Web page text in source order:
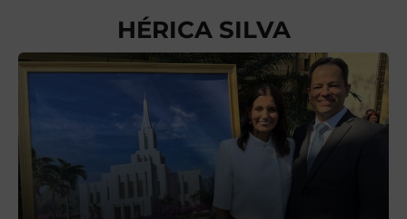
HÉRICA SILVA